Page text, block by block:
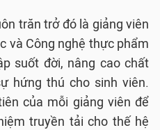
trăn trở đó là giảng viên
và Công nghệ thực phẩm
suốt đời, nâng cao chất
hứng thú cho sinh viên.
của mỗi giảng viên để
truyền tải cho thế hệ